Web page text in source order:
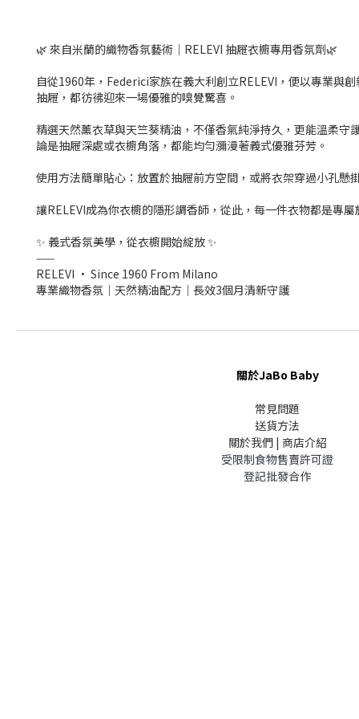
🌿 來自米蘭的織物香氛藝術｜RELEVI 抽屜衣櫥專用香氛劑🌿
自從1960年，Federici家族在義大利創立RELEVI，便以專業與
抽屜，都彷彿迎來一場優雅的嗅覺驚喜。
精選天然薰衣草與天竺葵精油，不僅香氣純淨持久，更能溫柔
論是抽屜深處或衣櫥角落，都能均勻瀰漫著義式優雅芬芳。
使用方法簡單貼心：放置於抽屜前方空間，或將衣架穿過小孔
讓RELEVI成為你衣櫥的隱形調香師，從此，每一件衣物都是專
✨ 義式香氛美學，從衣櫥開始綻放 ✨
——
RELEVI · Since 1960 From Milano
專業織物香氛｜天然精油配方｜長效3個月清新守護
關於JaBo Baby
常見問題
送貨方法
關於我們 | 商店介紹
受限制食物售賣許可證
登記批發合作